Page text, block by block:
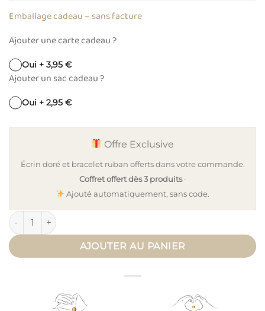
Emballage cadeau – sans facture
Ajouter une carte cadeau ?
Oui + 3,95 €
Ajouter un sac cadeau ?
Oui + 2,95 €
Offre Exclusive
Écrin doré et bracelet ruban offerts dans votre commande.
Coffret offert dès 3 produits·
Ajouté automatiquement, sans code.
quantité de Bola de grossesse charm graine de vie TALISMAN
AJOUTER AU PANIER